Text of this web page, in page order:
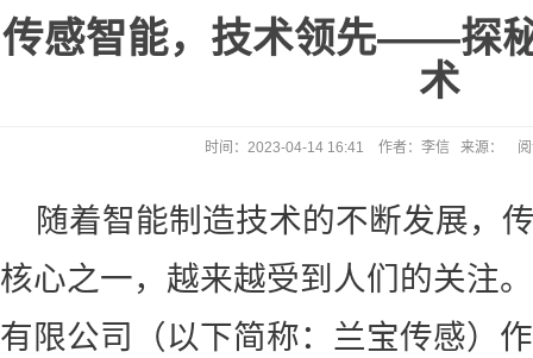
传感智能，技术领先——探
术
时间：2023-04-14 16:41 作者：李信 来源：
随着智能制造技术的不断发展，
核心之一，越来越受到人们的关注
有限公司（以下简称：兰宝传感）